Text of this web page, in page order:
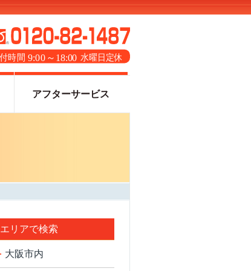
アフターサービス
エリアで検索
大阪市内